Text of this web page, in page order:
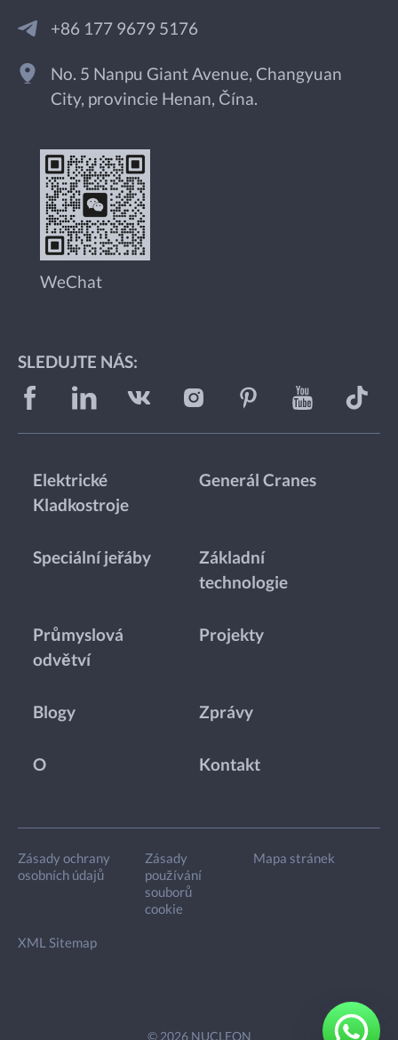
+86 177 9679 5176
No. 5 Nanpu Giant Avenue, Changyuan
City, provincie Henan, Čína.
WeChat
SLEDUJTE NÁS:
Elektrické
Kladkostroje
Generál Cranes
Speciální jeřáby
Základní
technologie
Průmyslová
odvětví
Projekty
Blogy Zprávy
O Kontakt
Zásady ochrany
osobních údajů
Zásady
používání
souborů
cookie
Mapa stránek
XML Sitemap
© 2026 NUCLEON